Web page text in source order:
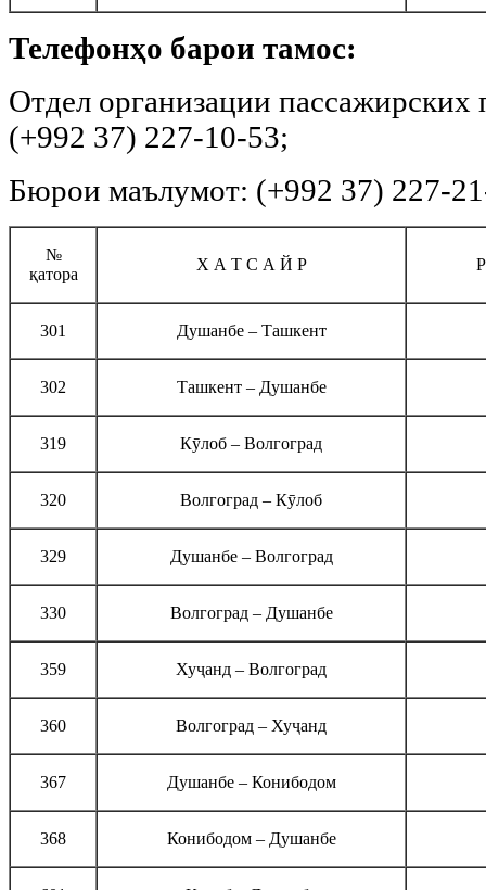
Телефонҳо барои тамос:
Отдел организации
(+992 37) 227-10-53;
Бюрои маълумот: (+992 37) 227-
№
қатора
Х А Т С А Й Р
301 Душанбе – Ташкент
302 Ташкент – Душанбе
319 Кӯлоб – Волгоград
320 Волгоград – Кӯлоб
329 Душанбе – Волгоград
330 Волгоград – Душанбе
359 Хуҷанд – Волгоград
360 Волгоград – Хуҷанд
367 Душанбе – Конибодом
368 Конибодом – Душанбе